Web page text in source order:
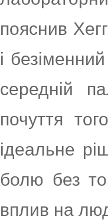
пояснив
і
середній
почуття
ідеальне
болю без
вплив на